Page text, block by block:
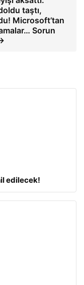
taştı,
Microsoft’tan
Sorun
edilecek!